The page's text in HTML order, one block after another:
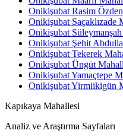
Onikişubat Rasim
Onikişubat Saçaklızade
Onikişubat
Onikişubat Şehit
Onikişubat Tekerek
Onikişubat Üngüt
Onikişubat Yamaçtepe
Onikişubat Yirmiikigün
Kapıkaya Mahallesi
Analiz ve Araştırma Sayfaları